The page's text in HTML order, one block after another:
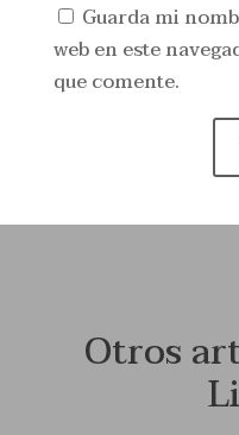
Guarda mi
web en este
que comente.
Otros